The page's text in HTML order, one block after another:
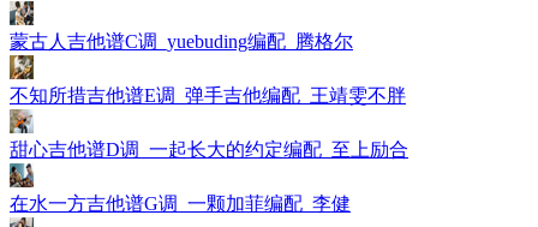
蒙古人吉他谱C调_yuebuding编配_腾格尔
不知所措吉他谱E调_弹手吉他编配_王靖雯不胖
甜心吉他谱D调_一起长大的约定编配_至上励合
在水一方吉他谱G调_一颗加菲编配_李健